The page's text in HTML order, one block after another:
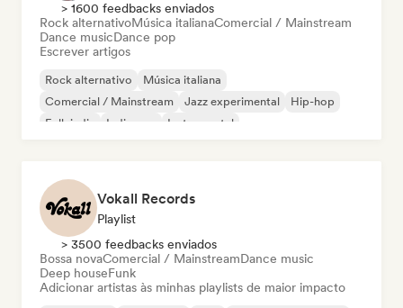
> 1600 feedbacks enviados
Rock alternativoMúsica italianaComercial / Mainstream
Dance musicDance pop
Escrever artigos
Rock alternativo
Música italiana
Comercial / Mainstream
Jazz experimental
Hip-hop
Folk indie
Indie pop Instrumental
Vokall Records
Playlist
> 3500 feedbacks enviados
Bossa novaComercial / MainstreamDance music
Deep houseFunk
Adicionar artistas às minhas playlists de maior impacto